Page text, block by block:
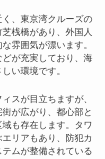
、東京湾クルーズの
桟橋があり、外国人
雰囲気が漂います。
が充実しており、海
い環境です。
スが目立ちますが、
が広がり、都心部と
も存在します。タワ
リアもあり、防犯カ
ムが整備されている